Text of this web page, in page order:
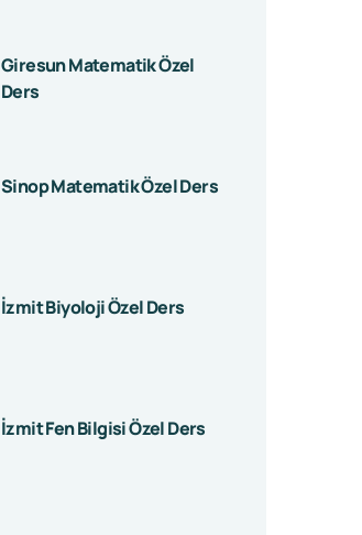
Giresun Matematik Özel
Ders
Sinop Matematik Özel Ders
İzmit Biyoloji Özel Ders
İzmit Fen Bilgisi Özel Ders